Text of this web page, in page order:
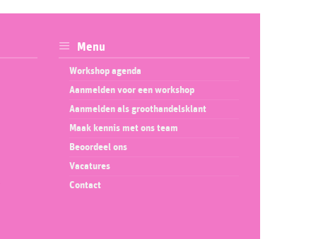
Menu
Workshop agenda
Aanmelden voor een workshop
Aanmelden als groothandelsklant
Maak kennis met ons team
Beoordeel ons
Vacatures
Contact